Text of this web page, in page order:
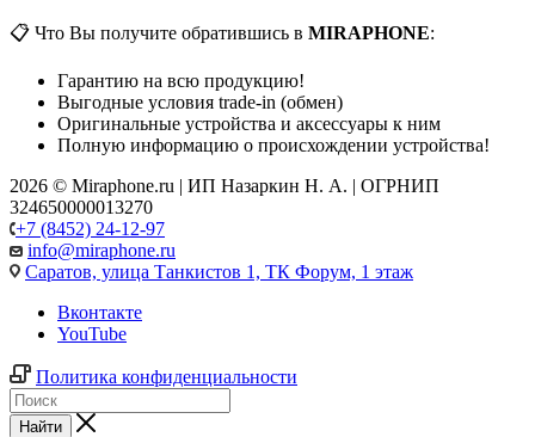
📋 Что Вы получите обратившись в MIRAPHONE:
Гарантию на всю продукцию!
Выгодные условия trade-in (обмен)
Оригинальные устройства и аксессуары к ним
Полную информацию о происхождении устройства!
2026 © Miraphone.ru | ИП Назаркин Н. А. | ОГРНИП
324650000013270
+7 (8452) 24-12-97
info@miraphone.ru
Саратов, улица Танкистов 1, ТК Форум, 1 этаж
Вконтакте
YouTube
Политика конфиденциальности
Найти